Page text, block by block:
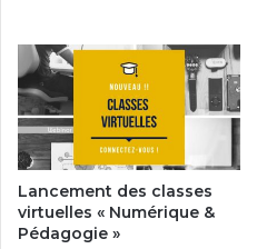
Lancement des classes
virtuelles « Numérique &
Pédagogie »